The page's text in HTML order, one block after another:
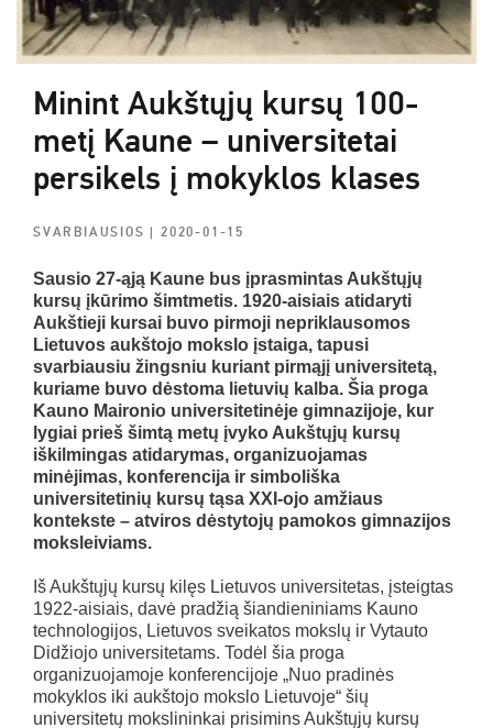
Minint Aukštųjų kursų 100-
metį Kaune – universitetai
persikels į mokyklos klases
SVARBIAUSIOS | 2020-01-15
Sausio 27-ąją Kaune bus įprasmintas Aukštųjų
kursų įkūrimo šimtmetis. 1920-aisiais atidaryti
Aukštieji kursai buvo pirmoji nepriklausomos
Lietuvos aukštojo mokslo įstaiga, tapusi
svarbiausiu žingsniu kuriant pirmąjį universitetą,
kuriame buvo dėstoma lietuvių kalba. Šia proga
Kauno Maironio universitetinėje gimnazijoje, kur
lygiai prieš šimtą metų įvyko Aukštųjų kursų
iškilmingas atidarymas, organizuojamas
minėjimas, konferencija ir simboliška
universitetinių kursų tąsa XXI-ojo amžiaus
kontekste – atviros dėstytojų pamokos gimnazijos
moksleiviams.
Iš Aukštųjų kursų kilęs Lietuvos universitetas, įsteigtas
1922-aisiais, davė pradžią šiandieniniams Kauno
technologijos, Lietuvos sveikatos mokslų ir Vytauto
Didžiojo universitetams. Todėl šia proga
organizuojamoje konferencijoje „Nuo pradinės
mokyklos iki aukštojo mokslo Lietuvoje“ šių
universitetų mokslininkai prisimins Aukštųjų kursų